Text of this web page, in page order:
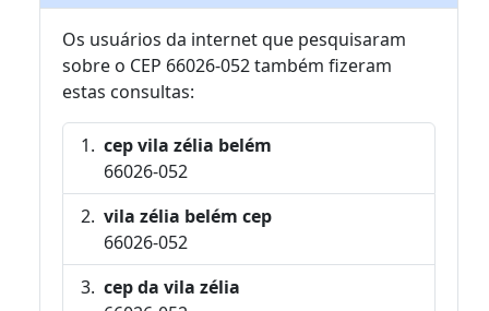
Os usuários da internet que pesquisaram
sobre o CEP 66026-052 também fizeram
estas consultas:
cep vila zélia belém
66026-052
vila zélia belém cep
66026-052
cep da vila zélia